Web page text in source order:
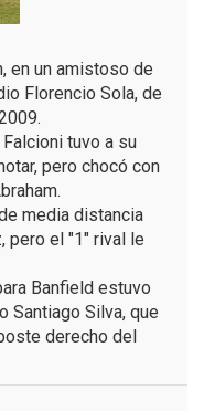
en un amistoso de
Florencio Sola, de
tuvo a su
pero chocó con
media distancia
pero el "1" rival le
Banfield estuvo
Santiago Silva, que
derecho del